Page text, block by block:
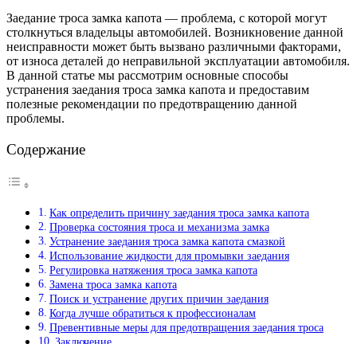
Заедание троса замка капота — проблема, с которой могут
столкнуться владельцы автомобилей. Возникновение данной
неисправности может быть вызвано различными факторами,
от износа деталей до неправильной эксплуатации автомобиля.
В данной статье мы рассмотрим основные способы
устранения заедания троса замка капота и предоставим
полезные рекомендации по предотвращению данной
проблемы.
Содержание
Как определить причину заедания троса замка капота
Проверка состояния троса и механизма замка
Устранение заедания троса замка капота смазкой
Использование жидкости для промывки заедания
Регулировка натяжения троса замка капота
Замена троса замка капота
Поиск и устранение других причин заедания
Когда лучше обратиться к профессионалам
Превентивные меры для предотвращения заедания троса